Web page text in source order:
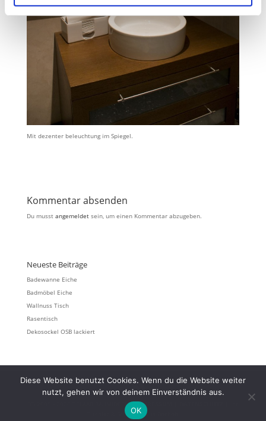
Mit dezenter beleuchtung im Spiegel.
Kommentar absenden
Du musst angemeldetsein, um einen Kommentar abzugeben.
Neueste Beiträge
Badewanne Eiche
Badmöbel Eiche
Wallnuss Tisch
Rasentisch
Dekosockel OSB lackiert
(C) 2005 - 2026 TELAAR RAUMIDEEN |IMPRESSUM
Tischler & Schreiner aus Bocholt
Diese Website benutzt Cookies. Wenn du die Website weiter
nutzt, gehen wir von deinem Einverständnis aus.
OK